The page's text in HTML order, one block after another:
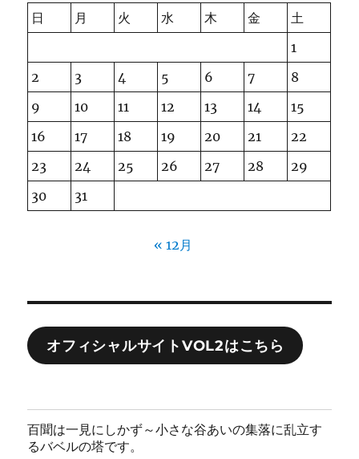
日
月 火 水 木 金
土
1
2
3 4 5 6 7
8
9
10 11 12 13 14
15
16
17 18 19 20 21
22
23
24 25 26 27 28
29
30
31
« 12月
オフィシャルサイトVOL2はこちら
百聞は一見にしかず～小さな谷あいの集落に乱立す
るバベルの塔です。